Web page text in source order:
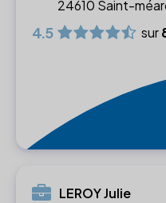
24610 Saint-
4.5 sur
LEROY Julie